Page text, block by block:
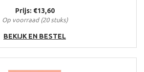
Prijs: €13,60
Op voorraad (20 stuks)
BEKIJK EN BESTEL